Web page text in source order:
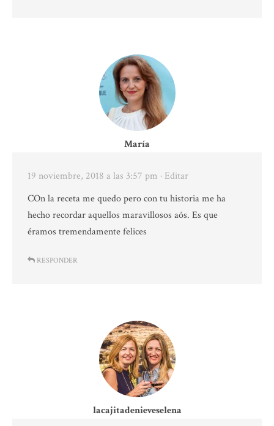
María
19 noviembre, 2018 a las 3:57 pm · Editar
COn la receta me quedo pero con tu historia me ha
hecho recordar aquellos maravillosos aós. Es que
éramos tremendamente felices
RESPONDER
lacajitadenieveselena